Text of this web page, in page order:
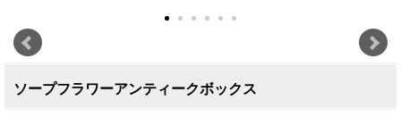
ソープフラワーアンティークボックス